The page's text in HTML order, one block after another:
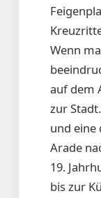
Wenn
auf dem
zur
und eine
Arade
19.
bis zur